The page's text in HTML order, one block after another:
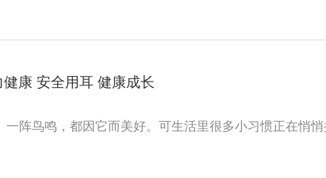
康 安全用耳 健康成长
阵鸟鸣，都因它而美好。可生活里很多小习惯正在悄悄